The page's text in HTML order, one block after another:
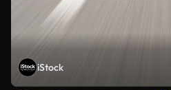
iStock